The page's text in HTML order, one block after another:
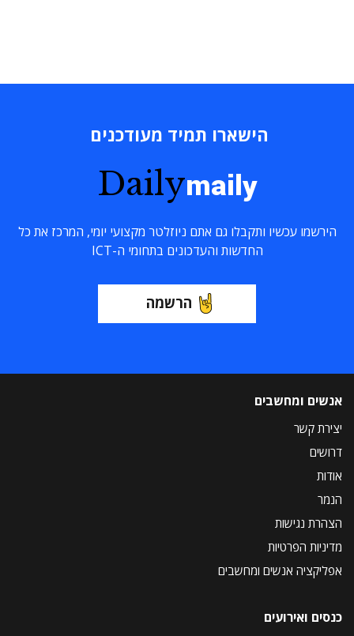
הישארו תמיד מעודכנים
Dailymaily
הירשמו עכשיו ותקבלו גם אתם ניוזלטר מקצועי יומי, המרכז את כל
החדשות והעדכונים בתחומי ה-ICT
הרשמה
אנשים ומחשבים
יצירת קשר
דרושים
אודות
הנמר
הצהרת נגישות
מדיניות הפרטיות
אפליקציה אנשים ומחשבים
כנסים ואירועים